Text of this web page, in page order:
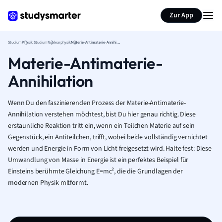
Zur App
StudiumPhysik StudiumNuklearphysik Materie-Antimaterie-Annihilation
Materie-Antimaterie-
Annihilation
Wenn Du den faszinierenden Prozess der Materie-Antimaterie-
Annihilation verstehen möchtest, bist Du hier genau richtig. Diese
erstaunliche Reaktion tritt ein, wenn ein Teilchen Materie auf sein
Gegenstück, ein Antiteilchen, trifft, wobei beide vollständig vernichtet
werden und Energie in Form von Licht freigesetzt wird. Halte fest: Diese
Umwandlung von Masse in Energie ist ein perfektes Beispiel für
Einsteins berühmte Gleichung E=mc², die die Grundlagen der
modernen Physik mitformt.